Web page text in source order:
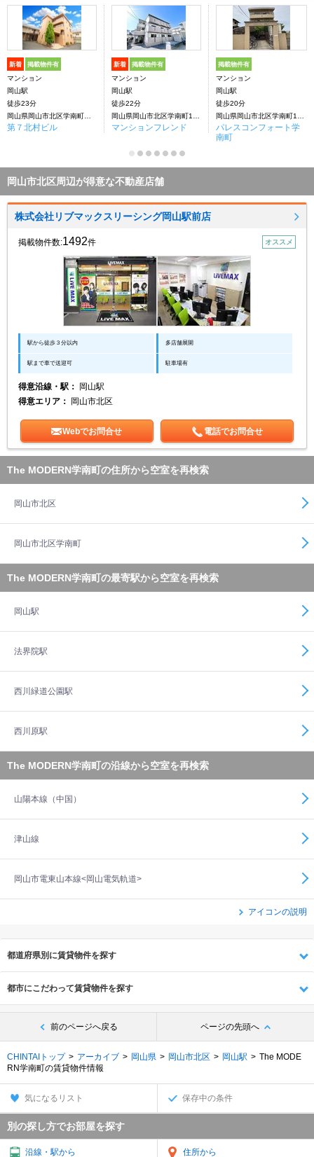
新着 掲載物件有
マンション
岡山駅
徒歩23分
第７北村ビル
新着 掲載物件有
マンション
岡山駅
徒歩22分
マンションフレンド
掲載物件有
マンション
岡山駅
徒歩20分
パレスコンフォート学
南町
岡山市北区周辺が得意な不動産店舗
株式会社リブマックスリーシング岡山駅前店
掲載物件数:1492件 オススメ
駅から徒歩３分以内 多店舗展開
駅まで車で送迎可 駐車場有
得意沿線・駅：
岡山駅
得意エリア：
岡山市北区
Webでお問合せ 電話でお問合せ
The MODERN学南町の住所から空室を再検索
岡山市北区
岡山市北区学南町
The MODERN学南町の最寄駅から空室を再検索
岡山駅
法界院駅
西川緑道公園駅
西川原駅
The MODERN学南町の沿線から空室を再検索
山陽本線（中国）
津山線
岡山市電東山本線<岡山電気軌道>
アイコンの説明
都道府県別に賃貸物件を探す
都市にこだわって賃貸物件を探す
前のページへ戻る ページの先頭へ
CHINTAIトップ アーカイブ 岡山県 岡山市北区 岡山駅
The MODE
RN学南町の賃貸物件情報
気になるリスト 保存中の条件
別の探し方でお部屋を探す
沿線・駅から 住所から